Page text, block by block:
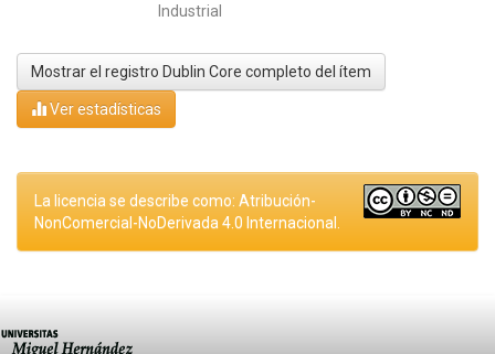
Industrial
Mostrar el registro Dublin Core completo del ítem
Ver estadísticas
La licencia se describe como: Atribución-
NonComercial-NoDerivada 4.0 Internacional.